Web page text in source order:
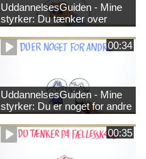
UddannelsesGuiden - Mine
styrker: Du tænker over
tingene
00:34
UddannelsesGuiden - Mine
styrker: Du er noget for andre
00:35